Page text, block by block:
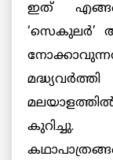
ഇത്
‘സെകുലര്‍’
കുറിച്ചു.